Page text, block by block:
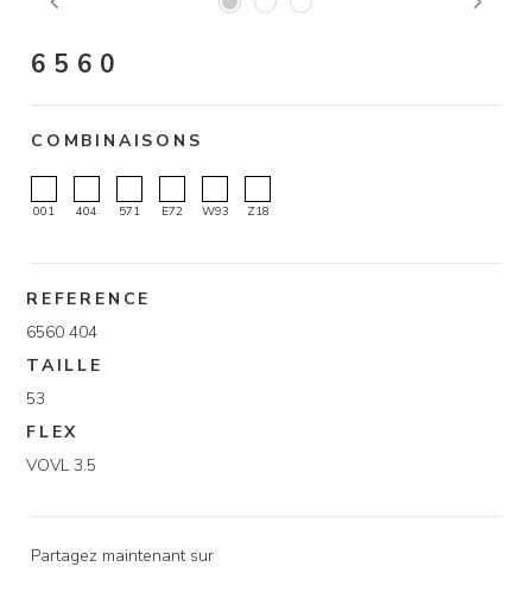
Previous Next
6560
COMBINAISONS
001 404 571 E72 W93 Z18
REFERENCE
6560 404
TAILLE
53
FLEX
VOVL 3.5
Partagez maintenant sur